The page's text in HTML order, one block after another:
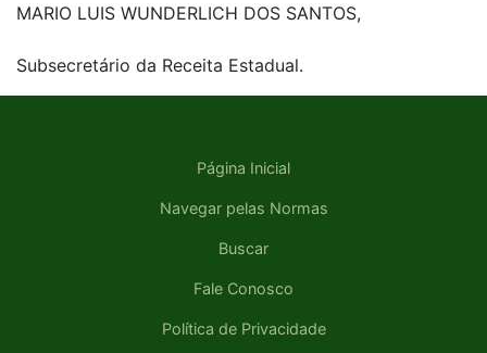
MARIO LUIS WUNDERLICH DOS SANTOS,
Subsecretário da Receita Estadual.
Página Inicial
Navegar pelas Normas
Buscar
Fale Conosco
Política de Privacidade